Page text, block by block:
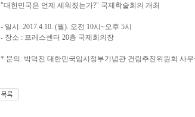
"대한민국은 언제 세워졌는가?" 국제학술회의 개최
- 일시: 2017.4.10. (월). 오전 10시~오후 5시
- 장소 : 프레스센터 20층 국제회의장
* 문의: 박덕진 대한민국임시정부기념관 건립추진위원회 사무